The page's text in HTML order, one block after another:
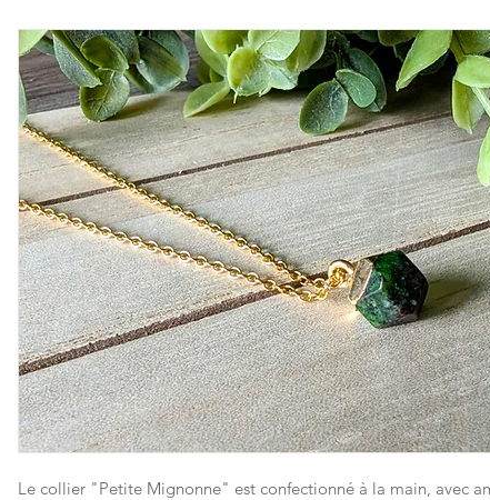
Le collier "Petite Mignonne" est confectionné à la main, avec